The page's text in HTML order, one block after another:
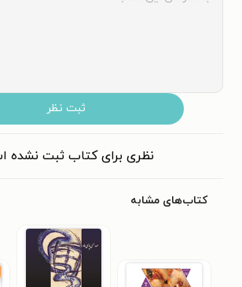
ثبت نظر
نظری برای کتاب ثبت نشده
کتاب‌های مشابه